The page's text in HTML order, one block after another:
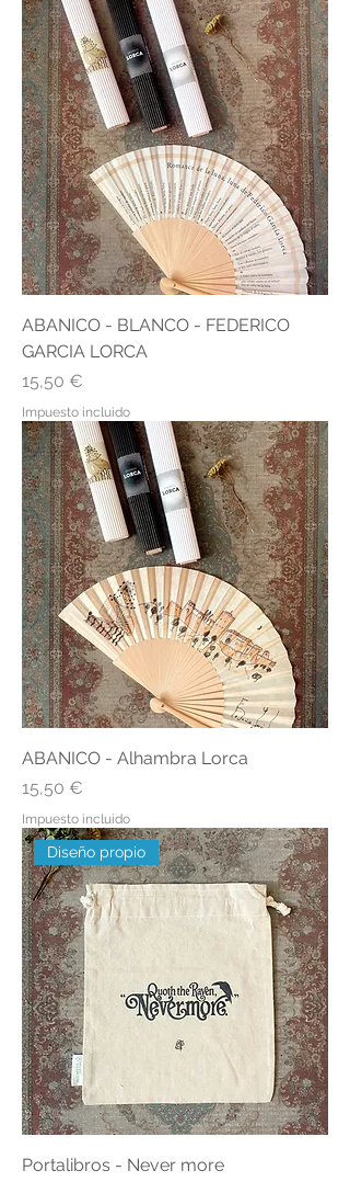
ABANICO - BLANCO - FEDERICO
GARCIA LORCA
Precio
15,50 €
Impuesto incluido
ABANICO - Alhambra Lorca
Precio
15,50 €
Impuesto incluido
Diseño propio
Portalibros - Never more